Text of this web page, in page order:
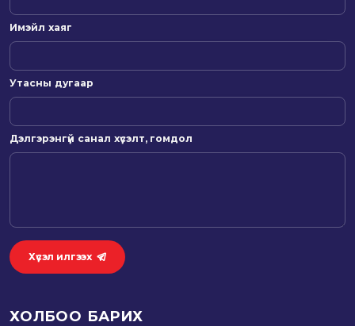
Имэйл хаяг
Утасны дугаар
Дэлгэрэнгүй санал хүсэлт, гомдол
Хүсэл илгээх
ХОЛБОО БАРИХ